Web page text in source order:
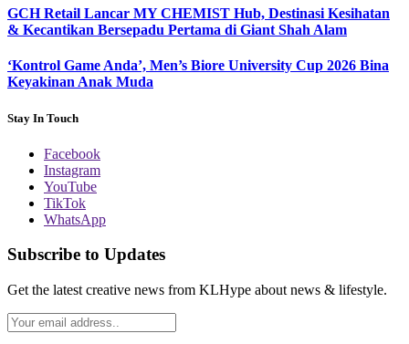
GCH Retail Lancar MY CHEMIST Hub, Destinasi Kesihatan
& Kecantikan Bersepadu Pertama di Giant Shah Alam
‘Kontrol Game Anda’, Men’s Biore University Cup 2026 Bina
Keyakinan Anak Muda
Stay In Touch
Facebook
Instagram
YouTube
TikTok
WhatsApp
Subscribe to Updates
Get the latest creative news from KLHype about news & lifestyle.